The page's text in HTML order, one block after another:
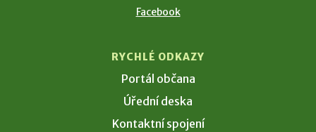
Facebook
RYCHLÉ ODKAZY
Portál občana
Úřední deska
Kontaktní spojení